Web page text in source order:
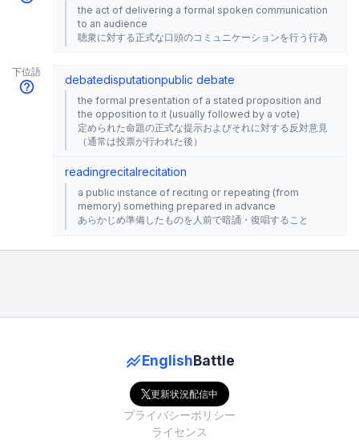
the act of delivering a formal spoken communication
to an audience
聴衆に対する正式な口頭のコミュニケーションを行う行為
下位語
debatedisputationpublic debate
the formal presentation of a stated proposition and
the opposition to it (usually followed by a vote)
定められた命題の正式な提示およびそれに対する反対意見
（通常は投票が行われた後）
readingrecitalrecitation
a public instance of reciting or repeating (from
memory) something prepared in advance
あらかじめ準備したものを人前で暗誦・復唱すること
EnglishBattle
更新状況配信中
プライバシーポリシー
ライセンス